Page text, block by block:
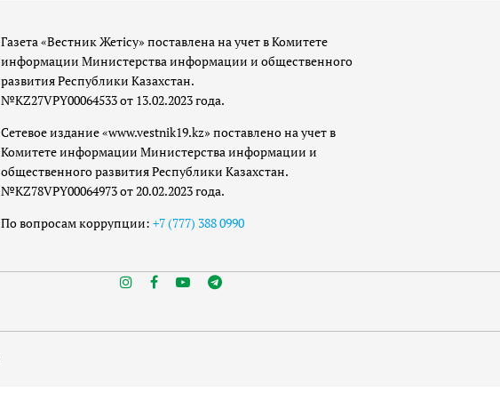
Газета «Вестник Жетісу» поставлена на учет в Комитете
информации Министерства информации и общественного
развития Республики Казахстан.
№KZ27VPY00064533 от 13.02.2023 года.
Сетевое издание «www.vestnik19.kz» поставлено на учет в
Комитете информации Министерства информации и
общественного развития Республики Казахстан.
№KZ78VPY00064973 от 20.02.2023 года.
По вопросам коррупции: +7 (777) 388 0990